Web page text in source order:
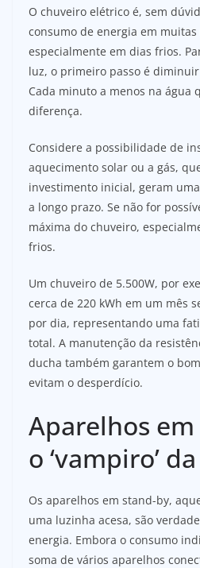
O chuveiro elétrico é, sem
consumo de energia em
especialmente em dias frios.
luz, o primeiro passo é
Cada minuto a menos na água
diferença.
Considere a possibilidade de
aquecimento solar ou a gás,
investimento inicial, geram
a longo prazo. Se não for
máxima do chuveiro,
frios.
Um chuveiro de 5.500W, por
cerca de 220 kWh em um mês
por dia, representando uma
total. A manutenção da
ducha também garantem o
evitam o desperdício.
Aparelhos
o ‘vampiro’
Os aparelhos em stand-by,
uma luzinha acesa, são
energia. Embora o consumo
soma de vários aparelhos